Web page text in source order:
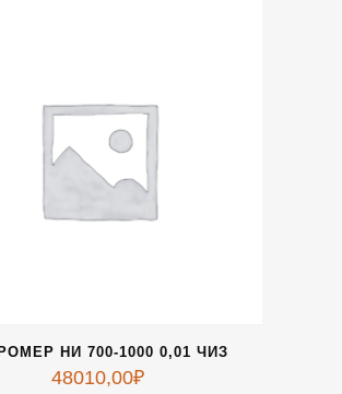
НИ 700-1000 0,01 ЧИЗ
48010,00₽